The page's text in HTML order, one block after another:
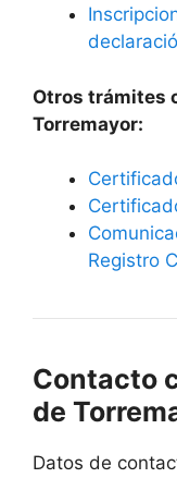
Otros trámites
Torremayor:
Registro
Contacto
de
Datos de